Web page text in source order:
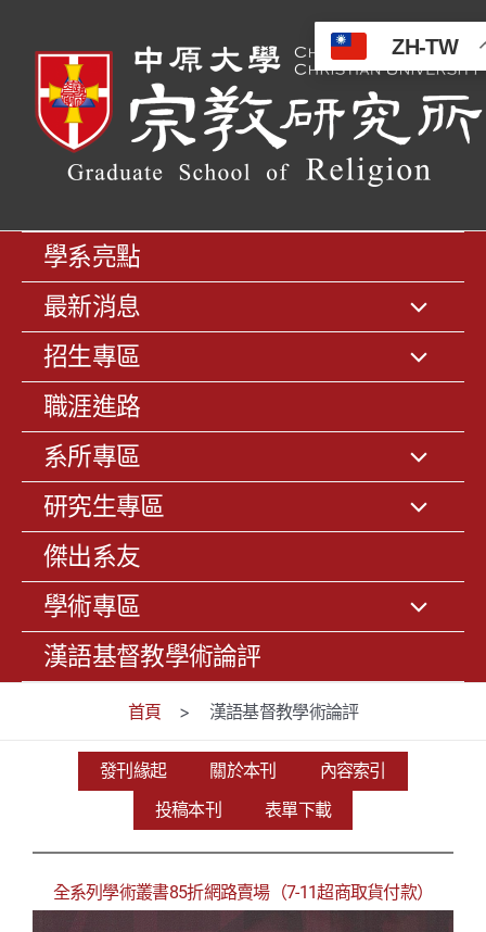
學系亮點
最新消息
招生專區
職涯進路
系所專區
研究生專區
傑出系友
學術專區
漢語基督教學術論評
首頁 > 漢語基督教學術論評
發刊緣起 關於本刊
內容索引
投稿本刊
表單下載
全系列學術叢書85折網路賣場（7-11超商取貨付款）
ZH-TW